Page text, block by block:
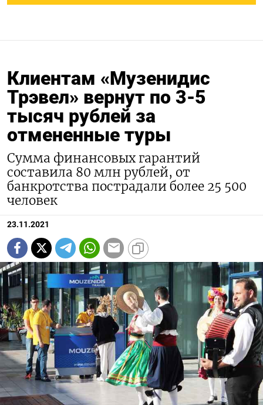
Клиентам «Музенидис
Трэвел» вернут по 3-5
тысяч рублей за
отмененные туры
Сумма финансовых гарантий
составила 80 млн рублей, от
банкротства пострадали более 25 500
человек
23.11.2021